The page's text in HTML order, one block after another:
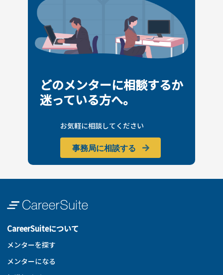
どのメンターに相談するか
迷っている方へ。
お気軽に相談してください
事務局に相談する
CareerSuiteについて
メンターを探す
メンターになる